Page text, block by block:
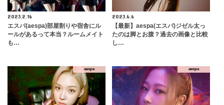
2023.2.16
エスパ(aespa)部屋割りや宿舎にル
ールがあるって本当？ルームメイト
も…
2023.6.6
【最新】aespa(エスパ)ジゼル太っ
たのは脚とお腹？過去の画像と比較
し…
aespa aespa